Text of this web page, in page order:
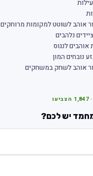
אוהב לשוטט למקומות מרוחקים
נלהבים
לנגוס
נובחים המון
אוהב לשחק במשחקים
1,847 הצביעו
מחמד יש לכם?